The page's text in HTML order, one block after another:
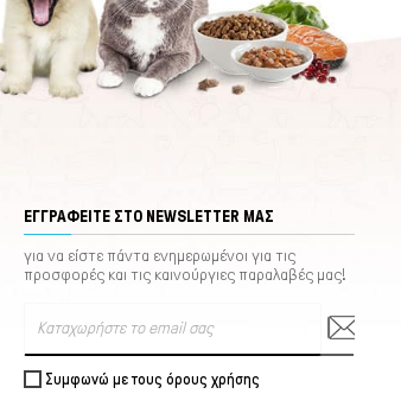
ΕΓΓΡΑΦΕΊΤΕ ΣΤΟ NEWSLETTER ΜΑΣ
για να είστε πάντα ενημερωμένοι για τις
προσφορές και τις καινούργιες παραλαβές μας!
Συμφωνώ με τους όρους χρήσης